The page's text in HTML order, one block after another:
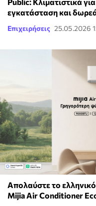
εγκατάσταση και
Επιχειρήσεις 25.05.2026
Απολαύστε το ελληνικό
Mijia Air Conditioner